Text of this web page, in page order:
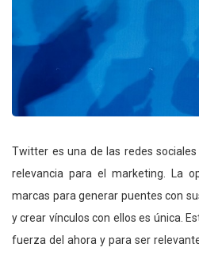
Twitter es una de las redes
relevancia para el marketing. La
marcas para generar puentes con
y crear vínculos con ellos es única.
fuerza del ahora y para ser